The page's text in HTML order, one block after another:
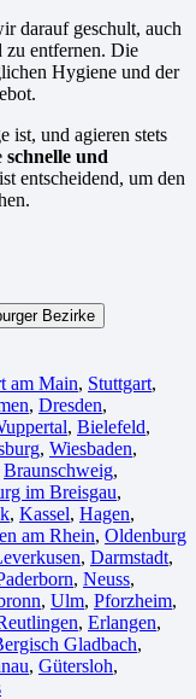
darauf geschult, auch
zu entfernen. Die
Hygiene und der
ist, und agieren stets
schnelle und
entscheidend, um den
Bezirke
am Main, Stuttgart,
, Dresden,
, Bielefeld⁠,
, Wiesbaden⁠,
Braunschweig,
im Breisgau⁠,
, Kassel⁠, Hagen,
am Rhein⁠, Oldenburg
, Darmstadt⁠,
, Neuss,
, Ulm⁠, Pforzheim,
, Erlangen⁠,
Gladbach,
, Gütersloh,